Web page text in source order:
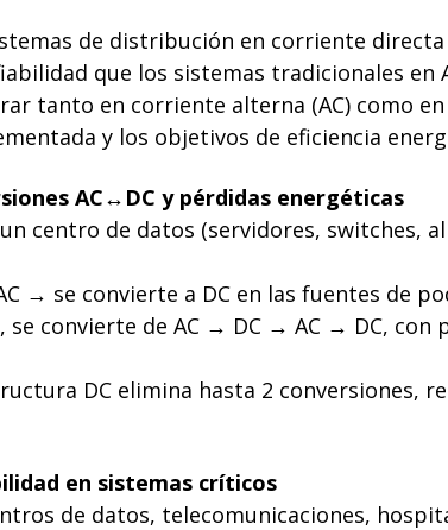
de distribución en corriente
que los sistemas tradicionales
tanto en corriente alterna (AC) como
y los objetivos de eficiencia
AC↔DC y pérdidas energéticas
centro de datos (servidores, switches,
→ se convierte a DC en las fuentes de
se convierte de AC → DC → AC → DC, con
DC elimina hasta 2 conversiones,
en sistemas críticos
de datos, telecomunicaciones,